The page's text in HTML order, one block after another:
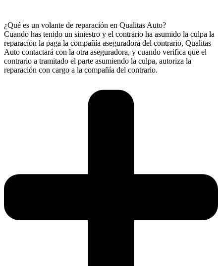
¿Qué es un volante de reparación en Qualitas Auto?
Cuando has tenido un siniestro y el contrario ha asumido la culpa la
reparación la paga la compañía aseguradora del contrario, Qualitas
Auto contactará con la otra aseguradora, y cuando verifica que el
contrario a tramitado el parte asumiendo la culpa, autoriza la
reparación con cargo a la compañía del contrario.